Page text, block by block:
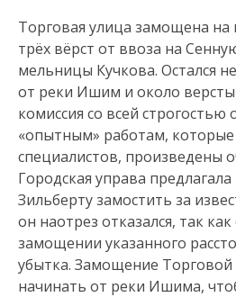
Торговая улица замощена
трёх вёрст от ввоза на
мельницы Кучкова. Остался
от реки Ишим и около
комиссия со всей строгостью
«опытным» работам,
специалистов, произведены
Городская управа
Зильберту замостить за
он наотрез отказался, так
замощении указанного
убытка. Замощение Торговой
начинать от реки Ишима,